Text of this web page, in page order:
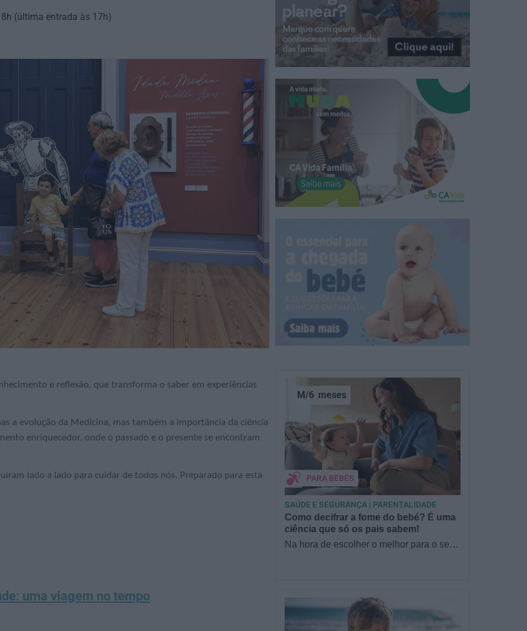
(última entrada às 17h)
e reflexão, que transforma o saber em experiências
a evolução da Medicina, mas também a importância da ciência
enriquecedor, onde o passado e o presente se encontram
lado a lado para cuidar de todos nós. Preparado para esta
uma viagem no tempo
Como decifrar a fome do bebé? É uma
ciência que só os pais sabem!
Na hora de escolher o melhor para o seu
M/6 meses
PARA BEBÉS
SAÚDE E SEGURANÇA | PARENTALIDADE